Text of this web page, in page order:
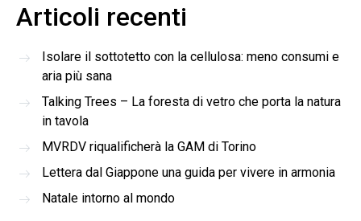
Articoli recenti
Isolare il sottotetto con la cellulosa: meno consumi e
aria più sana
Talking Trees – La foresta di vetro che porta la natura
in tavola
MVRDV riqualificherà la GAM di Torino
Lettera dal Giappone una guida per vivere in armonia
Natale intorno al mondo